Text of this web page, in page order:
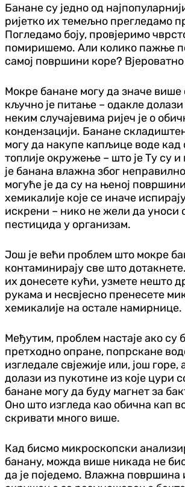
Банане су једно од
ријетко их темељно прегледамо
Погледамо боју, провјеримо
помиришемо. Али колико пажње
самој површини коре?
Мокре банане могу да значе више
кључно је питање – одакле долази
неким случајевима ријеч је о
кондензацији. Банане
могу да накупе капљице воде кад
топлије окружење – што је Ту су
је банана влажна због
могуће је да су на њеној
хемикалије које се иначе
искрени – нико не жели да уноси
пестицида у организам.
Још је већи проблем што мокре
контаминирају све што
их донесете кући, узмете нешто
рукама и несвјесно пренесете
хемикалије на остале намирнице.
Међутим, проблем настаје ако су
претходно опране, попрскане
изгледале свјежије или, још горе,
долази из пукотине из које цури
банане могу да буду магнет за
Оно што изгледа као обична кап
скривати много више.
Кад бисмо микроскопски
банану, можда више никада не
да је поједемо. Влажна површина